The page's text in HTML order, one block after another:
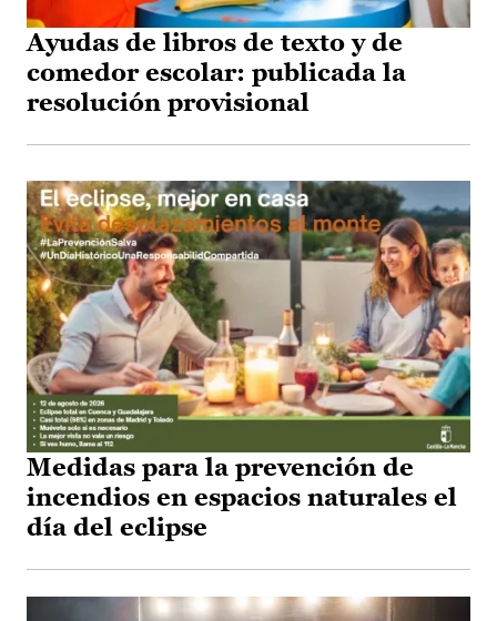
Ayudas de libros de texto y de
comedor escolar: publicada la
resolución provisional
Medidas para la prevención de
incendios en espacios naturales el
día del eclipse